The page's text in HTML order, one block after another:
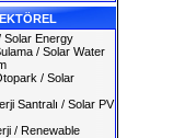
Solar Energy
/ Solar Water
/ Solar
Santralı / Solar PV
/ Renewable